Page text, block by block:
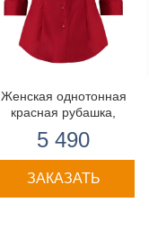
Женская однотонная
красная рубашка,
- низкий воротник
5 490
ЗАКАЗАТЬ